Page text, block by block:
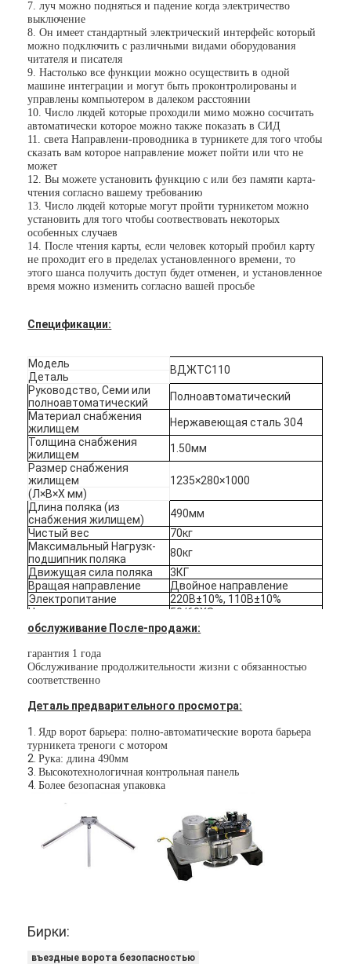
Домой
Видеозаписи
О нас
Экскурсия по заводу
Контроль качества
Новости
Случаи
Поговорите сейчас
Турникет
Автоматический шлагбаум ворота
Запрет на проезд через платные ворота
Стрела шлагбаум
Автомобиль шлагбаум
Турникет трипод
Электронный шлагбаум
Турникеты с раздвижными створками
7. луч можно подняться и падение когда электричество
выключение
8. Он имеет стандартный электрический интерфейс который
можно подключить с различными видами оборудования
читателя и писателя
9. Настолько все функции можно осуществить в одной
машине интеграции и могут быть проконтролированы и
управлены компьютером в далеком расстоянии
10. Число людей которые проходили мимо можно сосчитать
автоматически которое можно также показать в СИД
11. света Направлени-проводника в турникете для того чтобы
сказать вам которое направление может пойти или что не
может
12. Вы можете установить функцию с или без памяти карта-
чтения согласно вашему требованию
13. Число людей которые могут пройти турникетом можно
установить для того чтобы соотвествовать некоторых
особенных случаев
14. После чтения карты, если человек который пробил карту
не проходит его в пределах установленного времени, то
этого шанса получить доступ будет отменен, и установленное
время можно изменить согласно вашей просьбе
Спецификации:
Модель ВДЖТС110
Деталь
Руководство, Семи или
полноавтоматический
Полноавтоматический
Материал снабжения
жилищем
Нержавеющая сталь 304
Толщина снабжения
жилищем
1.50мм
Размер снабжения
жилищем
1235×280×1000
(Л×В×Х мм)
Длина поляка (из
снабжения жилищем)
490мм
Чистый вес
70кг
Максимальный Нагрузк-
подшипник поляка
80кг
Движущая сила поляка
3КГ
Вращая направление
Двойное направление
Электропитание
220В±10%, 110В±10%
Частота
50/60ХЗ
Напряжение тока
деятельности мотора
ДК12В
Расклассифицированная
сила
Управляя мотор
Интерфейс входного
сигнала
электрический, больше чем
100мс,
или течение сигнала
импульса ДК12В управляя,
Скорость перехода
30~40 людей/минута
Работая температура
Рабочая Среда
Относительная
влажность
≤95%
обслуживание После-продажи:
гарантия 1 года
Обслуживание продолжительности жизни с обязанностью
соответственно
Деталь предварительного просмотра:
1. Ядр ворот барьера: полно-автоматические ворота барьера
турникета треноги с мотором
2.Рука: длина 490мм
3.Высокотехнологичная контрольная панель
4.Более безопасная упаковка
Бирки:
въездные ворота безопасностью